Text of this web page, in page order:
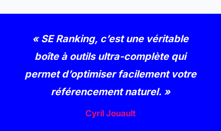
« SE Ranking, c’est une véritable
boîte à outils ultra-complète qui
permet d’optimiser facilement votre
référencement naturel. »
Cyril Jouault